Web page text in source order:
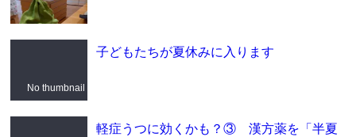
No thumbnail
子どもたちが夏休みに入ります
軽症うつに効くかも？③ 漢方薬を「半夏